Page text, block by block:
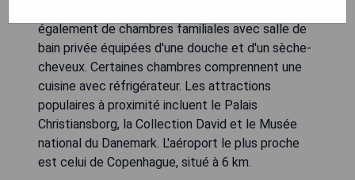
également de chambres familiales avec salle de
bain privée équipées d'une douche et d'un sèche-
cheveux. Certaines chambres comprennent une
cuisine avec réfrigérateur. Les attractions
populaires à proximité incluent le Palais
Christiansborg, la Collection David et le Musée
national du Danemark. L'aéroport le plus proche
est celui de Copenhague, situé à 6 km.